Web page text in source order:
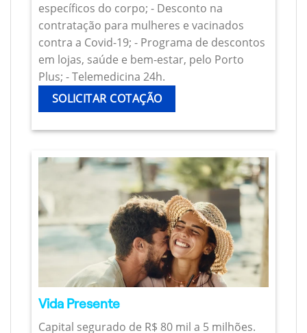
específicos do corpo; - Desconto na
contratação para mulheres e vacinados
contra a Covid-19; - Programa de descontos
em lojas, saúde e bem-estar, pelo Porto
Plus; - Telemedicina 24h.
SOLICITAR COTAÇÃO
Vida Presente
Capital segurado de R$ 80 mil a 5 milhões.